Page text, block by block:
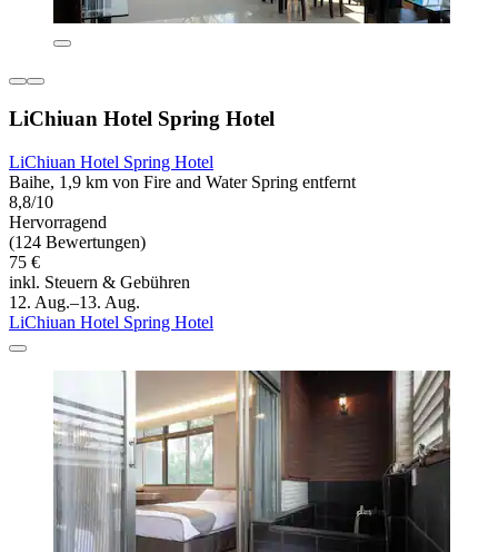
LiChiuan Hotel Spring Hotel
LiChiuan Hotel Spring Hotel
Baihe, 1,9 km von Fire and Water Spring entfernt
8,8/10
Hervorragend
(124 Bewertungen)
75 €
inkl. Steuern & Gebühren
12. Aug.–13. Aug.
LiChiuan Hotel Spring Hotel